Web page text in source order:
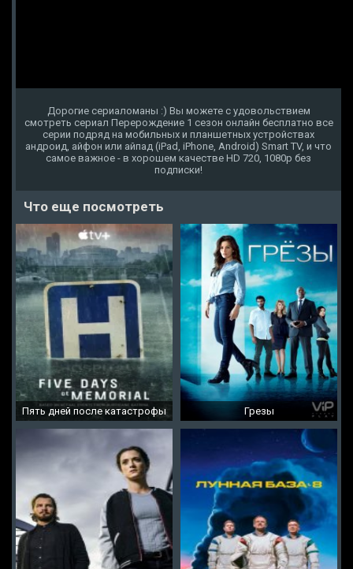
Дорогие сериаломаны :) Вы можете с удовольствием
смотреть сериал Перерождение 1 сезон онлайн бесплатно все
серии подряд на мобильных и планшетных устройствах
андроид, айфон или айпад (iPad, iPhone, Android) Smart TV, и что
самое важное - в хорошем качестве HD 720, 1080p без
подписки!
Что еще посмотреть
Пять дней после катастрофы Грезы